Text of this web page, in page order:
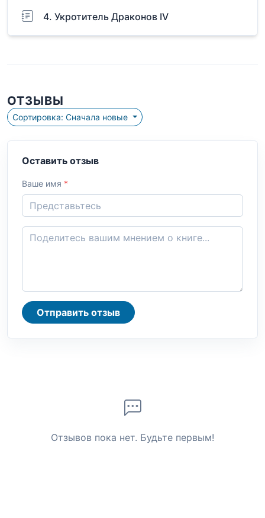
4. Укротитель Драконов IV
ОТЗЫВЫ
Сортировка: Сначала новые
Оставить отзыв
Ваше имя *
Отправить отзыв
Отзывов пока нет. Будьте первым!